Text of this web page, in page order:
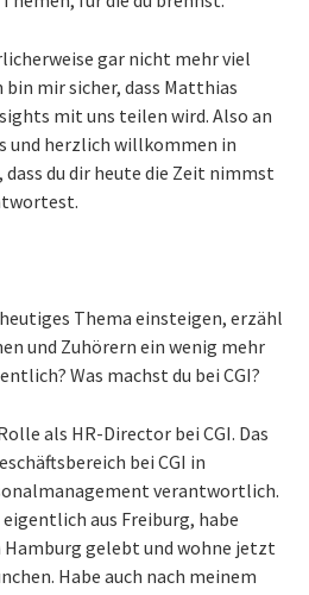
gar nicht mehr viel
mir sicher, dass Matthias
mit uns teilen wird. Also an
und herzlich willkommen in
dass du dir heute die Zeit nimmst
Thema einsteigen, erzähl
und Zuhörern ein wenig mehr
Was machst du bei CGI?
als HR-Director bei CGI. Das
bei CGI in
verantwortlich.
aus Freiburg, habe
gelebt und wohne jetzt
Habe auch nach meinem